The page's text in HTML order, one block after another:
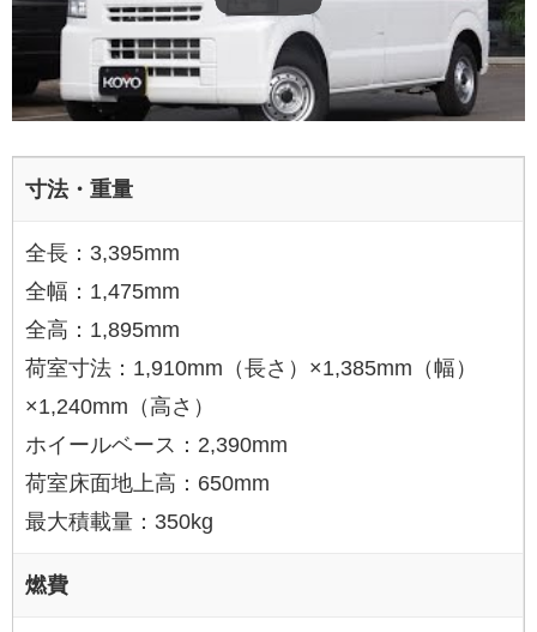
寸法・重量
全長：3,395mm
全幅：1,475mm
全高：1,895mm
荷室寸法：1,910mm（長さ）×1,385mm（幅）
×1,240mm（高さ）
ホイールベース：2,390mm
荷室床面地上高：650mm
最大積載量：350kg
燃費